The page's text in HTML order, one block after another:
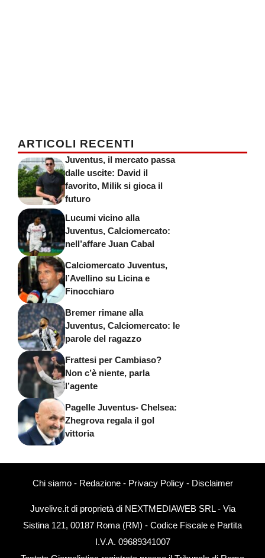
ARTICOLI RECENTI
Juventus, il mercato passa
dalle uscite: David il
favorito, Milik si gioca il
futuro
Lucumi vicino alla
Juventus, Calciomercato:
nell’affare Juan Cabal
Calciomercato Juventus,
l’Avellino su Licina e
Finocchiaro
Bremer rimane alla
Juventus, Calciomercato: le
parole del ragazzo
Frattesi per Cambiaso?
Non c’è niente, parla
l’agente
Pagelle Juventus- Chelsea:
Zhegrova regala il gol
vittoria
Chi siamo- Redazione- Privacy Policy- Disclaimer
Juvelive.it di proprietà di NEXTMEDIAWEB SRL - Via
Sistina 121, 00187 Roma (RM) - Codice Fiscale e Partita
I.V.A. 09689341007